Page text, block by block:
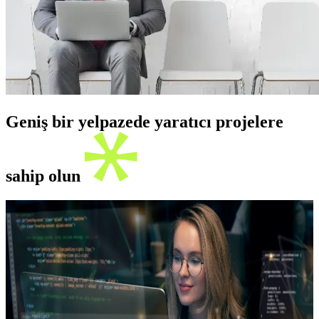
Geniş bir yelpazede yaratıcı projelere
sahip olun